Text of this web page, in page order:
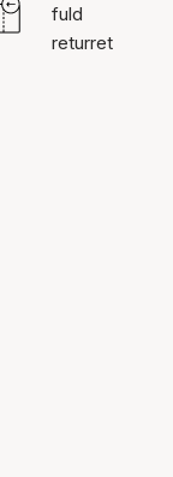
fuld
returret